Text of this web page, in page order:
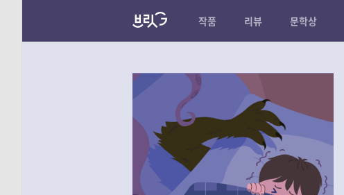
작품 리뷰 문학상